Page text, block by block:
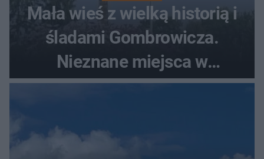
Mała wieś z wielką historią i
śladami Gombrowicza.
Nieznane miejsca w
Świętokrzyskiem